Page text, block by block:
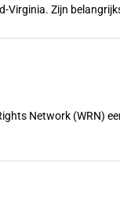
Virginia. Zijn
Network (WRN)